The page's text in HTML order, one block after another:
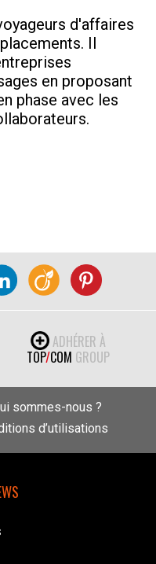
d'affaires
Il
en proposant
phase avec les
ADHÉRER À
TOP/COM GROUP
sommes-nous ?
d’utilisations